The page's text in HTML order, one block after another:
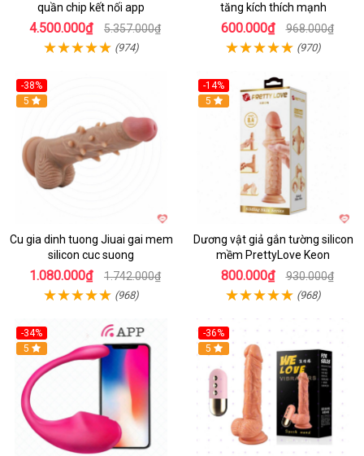
quần chip kết nối app
4.500.000₫ 5.357.000₫
(974)
tăng kích thích mạnh
600.000₫ 968.000₫
(970)
-38%
5
Cu gia dinh tuong Jiuai gai mem
silicon cuc suong
1.080.000₫ 1.742.000₫
(968)
-14%
5
Dương vật giả gắn tường silicon
mềm PrettyLove Keon
800.000₫ 930.000₫
(968)
-34%
5
-36%
5